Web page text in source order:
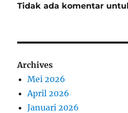
Tidak ada komentar
Archives
Mei 2026
April 2026
Januari 2026